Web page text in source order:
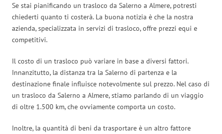
Se stai pianificando un trasloco da Salerno a Almere, potresti
chiederti quanto ti costerà. La buona notizia è che la nostra
azienda, specializzata in servizi di trasloco, offre prezzi equi e
competitivi.
Il costo di un trasloco può variare in base a diversi fattori.
Innanzitutto, la distanza tra la Salerno di partenza e la
destinazione finale influisce notevolmente sul prezzo. Nel caso di
un trasloco da Salerno a Almere, stiamo parlando di un viaggio
di oltre 1.500 km, che ovviamente comporta un costo.
Inoltre, la quantità di beni da trasportare è un altro fattore